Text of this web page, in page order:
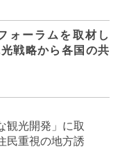
ォーラムを取材し
戦略から各国の共
観光開発」に取
民重視の地方誘